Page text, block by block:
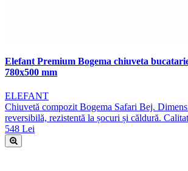
Elefant Premium Bogema chiuveta
780x500 mm
ELEFANT
Chiuvetă compozit Bogema Safari Bej.
reversibilă, rezistentă la șocuri și căldură.
548 Lei